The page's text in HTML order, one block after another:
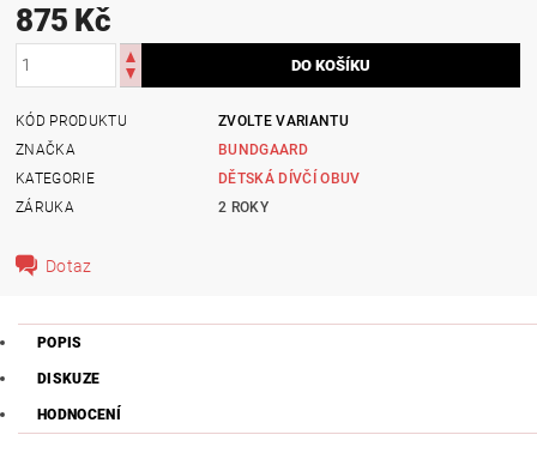
875 Kč
KÓD PRODUKTU
ZVOLTE VARIANTU
ZNAČKA
BUNDGAARD
KATEGORIE
DĚTSKÁ DÍVČÍ OBUV
ZÁRUKA
2 ROKY
Dotaz
POPIS
DISKUZE
HODNOCENÍ